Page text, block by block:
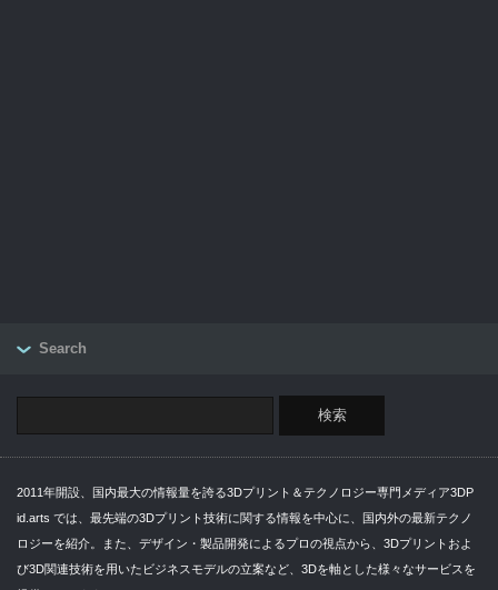
Search
2011年開設、国内最大の情報量を誇る3Dプリント＆テクノロジー専門メディア3DP
id.arts では、最先端の3Dプリント技術に関する情報を中心に、国内外の最新テクノ
ロジーを紹介。また、デザイン・製品開発によるプロの視点から、3Dプリントおよ
び3D関連技術を用いたビジネスモデルの立案など、3Dを軸とした様々なサービスを